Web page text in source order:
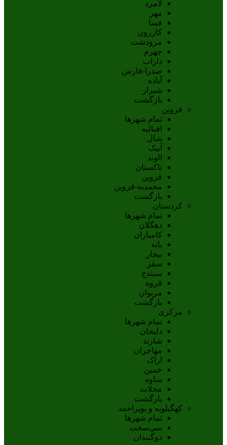
لامرد
مهر
فسا
کازرون
مرودشت
جهرم
داراب
صدرا-فارس
آباده
شيراز
بازگشت
قزوین
تمام شهر‌ها
اقبالیه
شال
آبيک
الوند
تاکستان
قزوين
محمديه-قزوين
بازگشت
کردستان
تمام شهر‌ها
دهگلان
کامیاران
بانه
بيجار
سقز
سنندج
قروه
مريوان
بازگشت
مرکزی
تمام شهر‌ها
دلیجان
شازند
مهاجران
اراک
خمين
ساوه
محلات
بازگشت
کهگیلویه و بویراحمد
تمام شهر‌ها
سی‌سخت
دوگنبدان